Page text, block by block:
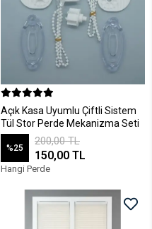
Açık Kasa Uyumlu Çiftli Sistem
Tül Stor Perde Mekanizma Seti
%25
200,00 TL
150,00 TL
Hangi Perde